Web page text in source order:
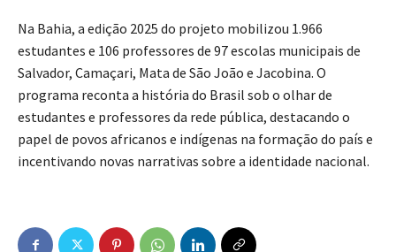
Na Bahia, a edição 2025 do projeto mobilizou 1.966
estudantes e 106 professores de 97 escolas municipais de
Salvador, Camaçari, Mata de São João e Jacobina. O
programa reconta a história do Brasil sob o olhar de
estudantes e professores da rede pública, destacando o
papel de povos africanos e indígenas na formação do país e
incentivando novas narrativas sobre a identidade nacional.